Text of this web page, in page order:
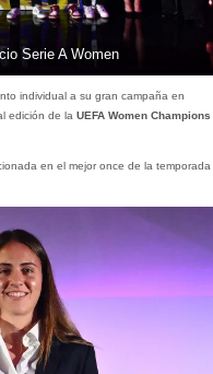
Serie A Women
individual a su gran campaña en
edición de la UEFA Women Champions
en el mejor once de la temporada